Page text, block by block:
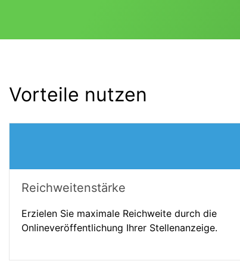
Vorteile nutzen
Reichweitenstärke
Erzielen Sie maximale Reichweite durch die
Onlineveröffentlichung Ihrer Stellenanzeige.